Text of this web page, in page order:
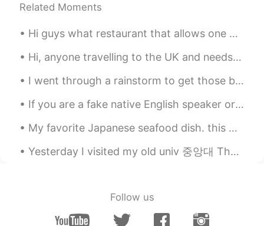
CN EN
🌀
Related Moments
Hi guys what restaurant that allows one person or food do you recommend for me to eat today?? I l...
Hi, anyone travelling to the UK and needs help/advice please let me know. Maybe I can’t meet you ...
I went through a rainstorm to get those bagels as it was their 100th years anniversary. Fairmount...
If you are a fake native English speaker or born in an English speaking country but just really s...
My favorite Japanese seafood dish. this was shot in the city of Otaru. 私の好きな日本のシーフード料理。これは小樽市で撮...
Yesterday I visited my old univ 중앙대 The first pic is 2019, the second pic is now2021in same loca...
Follow us